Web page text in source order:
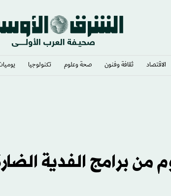
الاقتصاد ثقافة وفنون صحة وعلوم تكنولوجيا
من برامج الفدية